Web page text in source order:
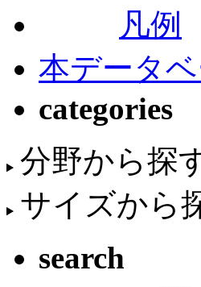
凡例
本データ
categories
分野から探
サイズから
search